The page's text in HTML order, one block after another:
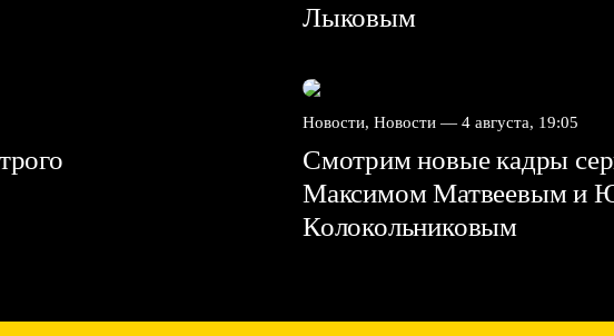
Лыковым
Новости, Новости — 4 августа, 19:05
Смотрим новые кадры
Максимом Матвеевым и
Колокольниковым